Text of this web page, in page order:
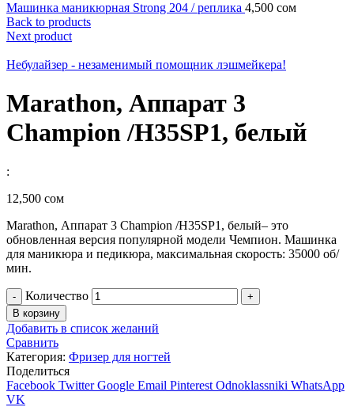
Машинка маникюрная Strong 204 / реплика 4,500 сом
Back to products
Next product
Небулайзер - незаменимый помощник лэшмейкера!
Мarathon, Аппарат 3
Champion /H35SP1, белый
:
12,500 сом
Мarathon, Аппарат 3 Champion /H35SP1, белый– это
обновленная версия популярной модели Чемпион. Машинка
для маникюра и педикюра, максимальная скорость: 35000 об/
мин.
Количество
В корзину
Добавить в список желаний
Сравнить
Категория: Фризер для ногтей
Поделиться
Facebook Twitter Google Email Pinterest Odnoklassniki WhatsApp
VK